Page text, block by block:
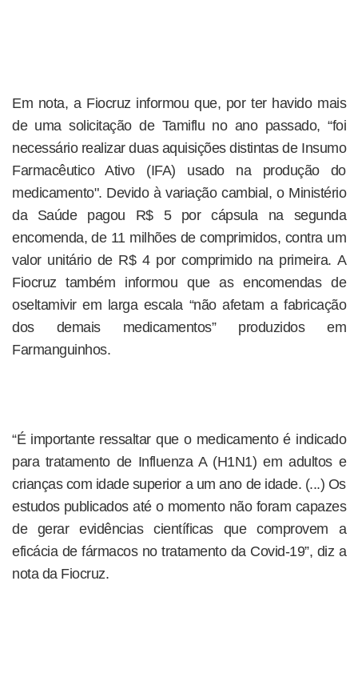
Em nota, a Fiocruz informou que, por ter havido mais
de uma solicitação de Tamiflu no ano passado, “foi
necessário realizar duas aquisições distintas de Insumo
Farmacêutico Ativo (IFA) usado na produção do
medicamento". Devido à variação cambial, o Ministério
da Saúde pagou R$ 5 por cápsula na segunda
encomenda, de 11 milhões de comprimidos, contra um
valor unitário de R$ 4 por comprimido na primeira. A
Fiocruz também informou que as encomendas de
oseltamivir em larga escala “não afetam a fabricação
dos demais medicamentos” produzidos em
Farmanguinhos.
“É importante ressaltar que o medicamento é indicado
para tratamento de Influenza A (H1N1) em adultos e
crianças com idade superior a um ano de idade. (...) Os
estudos publicados até o momento não foram capazes
de gerar evidências científicas que comprovem a
eficácia de fármacos no tratamento da Covid-19”, diz a
nota da Fiocruz.